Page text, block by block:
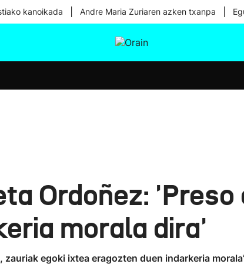
kanoikada Andre Maria Zuriaren azken txanpa
Ordoñez: 'Preso
morala dira'
egoki ixtea eragozten duen indarkeria